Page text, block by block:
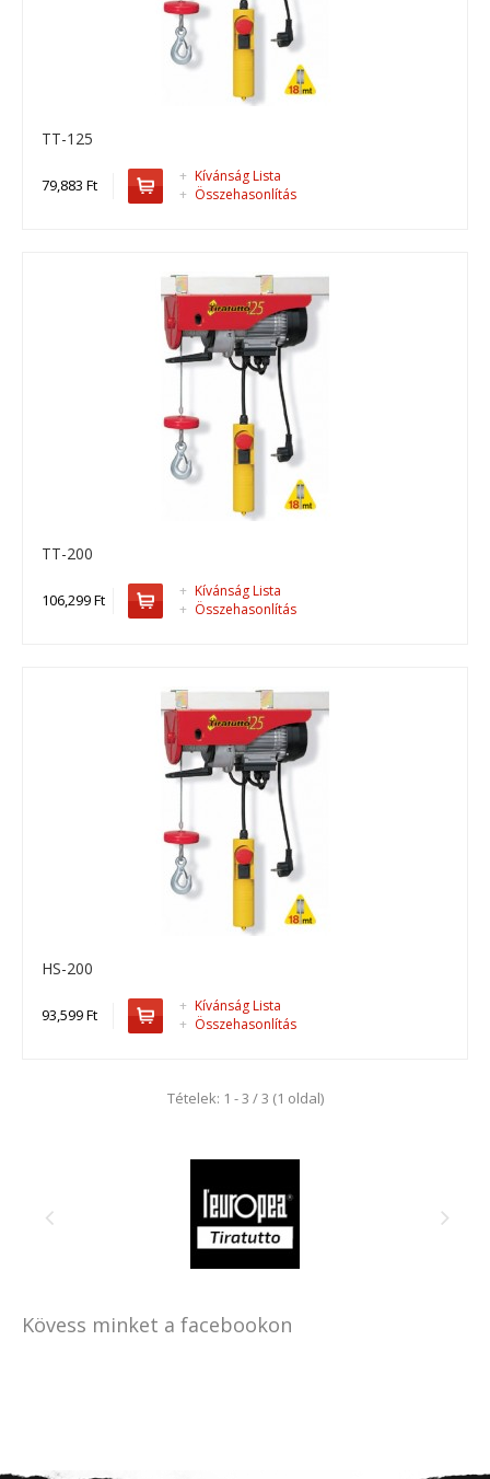
TT-125
TT-125, drótköteles emelő ..
Kosárba
+Add to compare
+Add to wishlist
TT-200, drótköteles emelő ..
106,299 Ft
Kosárba
Add to compare
Add to wishlist
HS-200
HS-200, drótköteles emelő ..
93,599 Ft
TT-125
79,883 Ft + Kívánság Lista
+ Összehasonlítás
TT-200
106,299 Ft + Kívánság Lista
+ Összehasonlítás
HS-200
93,599 Ft + Kívánság Lista
+ Összehasonlítás
Tételek: 1 - 3 / 3 (1 oldal)
Kövess minket a facebookon